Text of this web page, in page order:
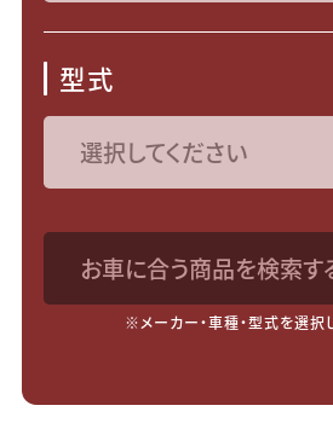
型式
お車に合う商品を検索す
※メーカー・車種・型式を選択